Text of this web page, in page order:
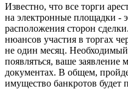
Известно, что все торги
на электронные площадки -
расположения сторон
нюансов участия в торгах
не один месяц.
появляться, ваше заявление
документах. В общем,
имущество банкротов будет